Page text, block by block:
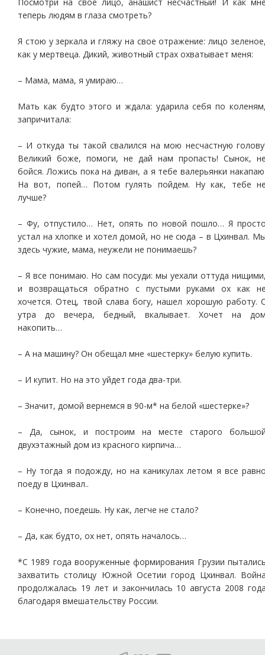
теперь людям в глаза смотреть?
Я стою у зеркала и гляжу на свое отражение: лицо
как у мертвеца. Дикий, животный страх охватывает меня:
– Мама, мама, я умираю…
Мать как будто этого и ждала: ударила себя по
запричитала:
– И откуда ты такой свалился на мою несчастную
Великий боже, помоги, не дай нам пропасть! Сынок,
бойся. Ложись пока на диван, а я тебе валерьянки
На вот, попей… Потом гулять пойдем. Ну как, тебе
лучше?
– Фу, отпустило… Нет, опять по новой пошло… Я
устал на хлопке и хотел домой, но не сюда – в Цхинвал.
здесь чужие, мама, неужели не понимаешь?
– Я все понимаю. Но сам посуди: мы уехали оттуда
и возвращаться обратно с пустыми руками ох как
хочется. Отец, твой слава богу, нашел хорошую работу.
утра до вечера, бедный, вкалывает. Хочет на
накопить…
– А на машину? Он обещал мне «шестерку» белую купить.
– И купит. Но на это уйдет года два-три.
– Значит, домой вернемся в 90-м* на белой «шестерке»?
– Да, сынок, и построим на месте старого
двухэтажный дом из красного кирпича…
– Ну тогда я подожду, но на каникулах летом я все
поеду в Цхинвал..
– Конечно, поедешь. Ну как, легче не стало?
– Да, как будто, ох нет, опять началось…
*С 1989 года вооруженные формирования Грузии
захватить столицу Южной Осетии город Цхинвал.
продолжалась 19 лет и закончилась 10 августа 2008
благодаря вмешательству России.